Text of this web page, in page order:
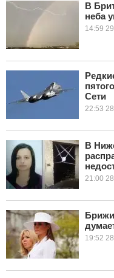
В
неба
14:59
Сети
22:53
В
21:00
19:52